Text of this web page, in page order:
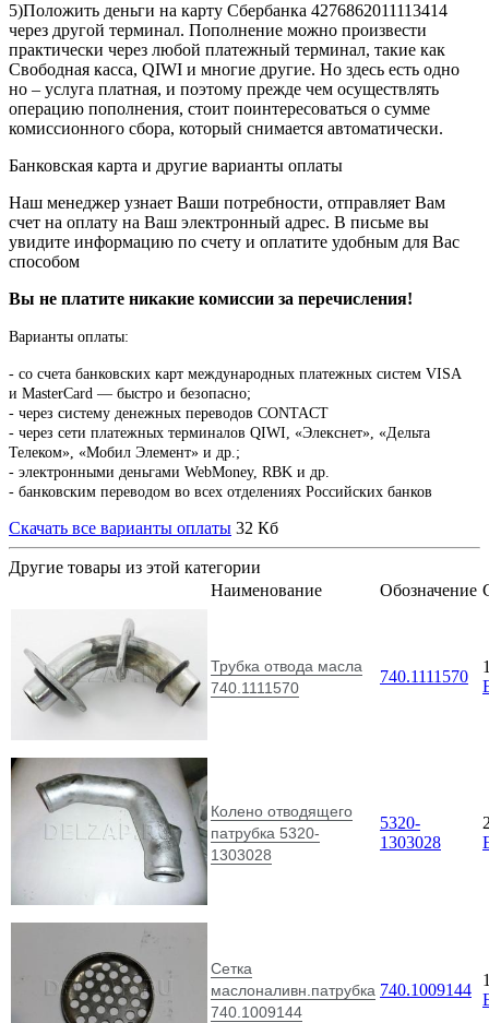
5)Положить деньги на карту Сбербанка 4276862011113414
через другой терминал. Пополнение можно произвести
практически через любой платежный терминал, такие как
Свободная касса, QIWI и многие другие. Но здесь есть одно
но – услуга платная, и поэтому прежде чем осуществлять
операцию пополнения, стоит поинтересоваться о сумме
комиссионного сбора, который снимается автоматически.
Банковская карта и другие варианты оплаты
Наш менеджер узнает Ваши потребности, отправляет Вам
счет на оплату на Ваш электронный адрес. В письме вы
увидите информацию по счету и оплатите удобным для Вас
способом
Вы не платите никакие комиссии за перечисления!
Варианты оплаты:
- со счета банковских карт международных платежных систем VISA
и MasterCard — быстро и безопасно;
- через систему денежных переводов CONTACT
- через сети платежных терминалов QIWI, «Элекснет», «Дельта
Телеком», «Мобил Элемент» и др.;
- электронными деньгами WebMoney, RBK и др.
- банковским переводом во всех отделениях Российских банков
Скачать все варианты оплаты 32 Кб
Другие товары из этой категории
Наименование
Обозначение
Трубка отвода масла
740.1111570
740.1111570
Колено отводящего
патрубка 5320-
1303028
5320-
1303028
Сетка
маслоналивн.патрубка
740.1009144
740.1009144